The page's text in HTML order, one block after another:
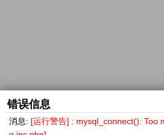
错误信息
消息: [运行警告] : mysql_connect(): Too